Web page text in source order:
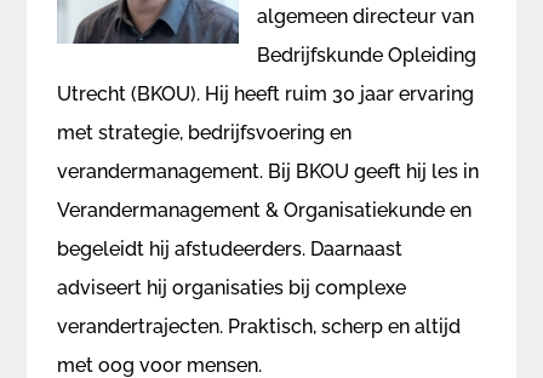
algemeen directeur van
Bedrijfskunde Opleiding
Utrecht (BKOU). Hij heeft ruim 30 jaar ervaring
met strategie, bedrijfsvoering en
verandermanagement. Bij BKOU geeft hij les in
Verandermanagement & Organisatiekunde en
begeleidt hij afstudeerders. Daarnaast
adviseert hij organisaties bij complexe
verandertrajecten. Praktisch, scherp en altijd
met oog voor mensen.